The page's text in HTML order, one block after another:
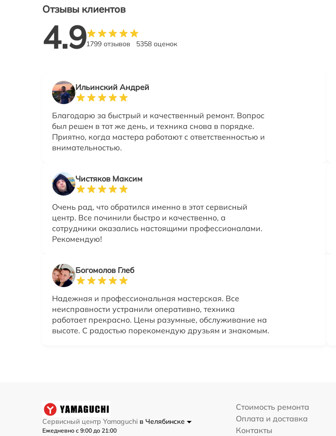
Отзывы клиентов
4.91799 отзывов 5358 оценок
Ильинский Андрей
Благодарю за быстрый и качественный ремонт. Вопрос
был решен в тот же день, и техника снова в порядке.
Приятно, когда мастера работают с ответственностью и
внимательностью.
Чистяков Максим
Очень рад, что обратился именно в этот сервисный
центр. Все починили быстро и качественно, а
сотрудники оказались настоящими профессионалами.
Рекомендую!
Богомолов Глеб
Надежная и профессиональная мастерская. Все
неисправности устранили оперативно, техника
работает прекрасно. Цены разумные, обслуживание на
высоте. С радостью порекомендую друзьям и знакомым.
Сервисный центр Yamaguchi в Челябинске
Ежедневно с 9:00 до 21:00
Стоимость ремонта
Оплата и доставка
Контакты